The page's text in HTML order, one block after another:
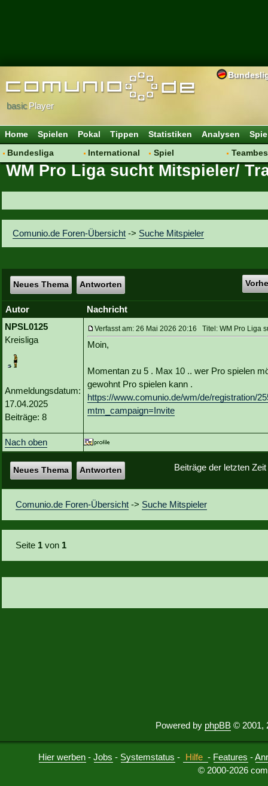
basicPlayer
Home Spielen Pokal Tippen Statistiken Analysen
Bundesliga
Hot News
Vereinsdiskussion
Vereinsfragen
International
Vereine
Spiel
Regeln & Tipps
WM Pro Liga sucht Mitspieler/
Comunio.de Foren-Übersicht -> Suche Mitspieler
Neues Thema Antworten
Autor
Nachricht
NPSL0125
Kreisliga
Anmeldungsdatum:
17.04.2025
Beiträge: 8
Verfasst am: 26 Mai 2026 20:16 Titel: WM Pro Liga
Moin,
Momentan zu 5 . Max 10 .. wer Pro spielen
gewohnt Pro spielen kann .
https://www.comunio.de/wm/de/registration/
mtm_campaign=Invite
Nach oben
Beiträge der letzten
Neues Thema Antworten
Comunio.de Foren-Übersicht -> Suche Mitspieler
Seite 1 von 1
Powered by phpBB © 2001,
Hier werben -Jobs - Systemstatus - Hilfe - Features -
© 2000-2026